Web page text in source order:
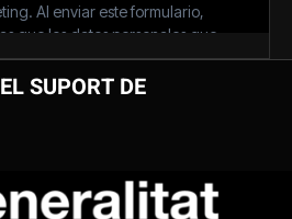
SUPORT DE